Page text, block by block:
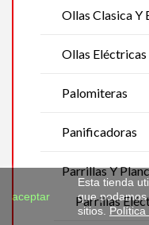
Ollas Clasica Y
Ollas Eléctricas
Palomiteras
Panificadoras
Parrillas Y
Parrillas
aceptar
Esta tienda
que
sitios. Política